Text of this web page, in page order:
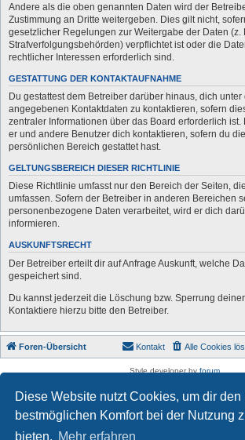
Diese Website nutzt Cookies, um dir den
bestmöglichen Komfort bei der Nutzung
bieten. Mehr erfahren
Andere als die oben genannten Daten wird der
Zustimmung an Dritte weitergeben. Dies gilt nicht,
gesetzlicher Regelungen zur Weitergabe der Daten (z.
Strafverfolgungsbehörden) verpflichtet ist oder die
rechtlicher Interessen erforderlich sind.
GESTATTUNG DER KONTAKTAUFNAHME
Du gestattest dem Betreiber darüber hinaus, dich unter
angegebenen Kontaktdaten zu kontaktieren, sofern
zentraler Informationen über das Board erforderlich ist.
er und andere Benutzer dich kontaktieren, sofern du
persönlichen Bereich gestattet hast.
GELTUNGSBEREICH DIESER RICHTLINIE
Diese Richtlinie umfasst nur den Bereich der Seiten,
umfassen. Sofern der Betreiber in anderen Bereichen
personenbezogene Daten verarbeitet, wird er dich
informieren.
AUSKUNFTSRECHT
Der Betreiber erteilt dir auf Anfrage Auskunft, welche
gespeichert sind.
Du kannst jederzeit die Löschung bzw. Sperrung
Kontaktiere hierzu bitte den Betreiber.
Foren-Übersicht Alle Cookies
Kontakt
Style developer by forum
Deutsche Übersetzung durchphpBB.de
Datenschutz
Nutzungsbedingungen